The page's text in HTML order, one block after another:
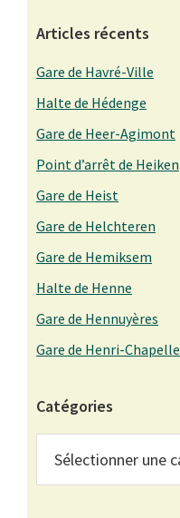
Articles récents
Gare de Havré-Ville
Halte de Hédenge
Gare de Heer-Agimont
Point d’arrêt de Heiken
Gare de Heist
Gare de Helchteren
Gare de Hemiksem
Halte de Henne
Gare de Hennuyères
Gare de Henri-Chapelle
Catégories